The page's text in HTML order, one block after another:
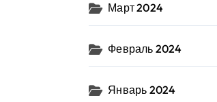
Март 2024
Февраль 2024
Январь 2024